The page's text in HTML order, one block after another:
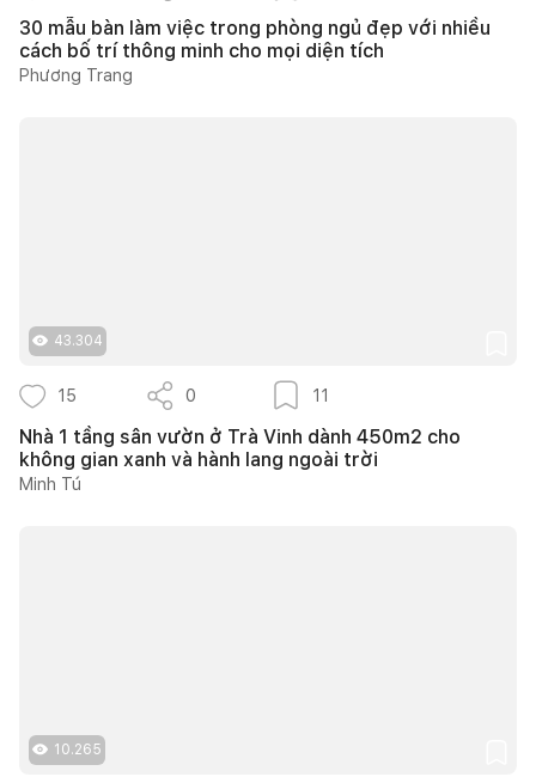
30 mẫu bàn làm việc trong phòng ngủ đẹp với nhiều
cách bố trí thông minh cho mọi diện tích
Phương Trang
43.304
15 0 11
Nhà 1 tầng sân vườn ở Trà Vinh dành 450m2 cho
không gian xanh và hành lang ngoài trời
Minh Tú
10.265